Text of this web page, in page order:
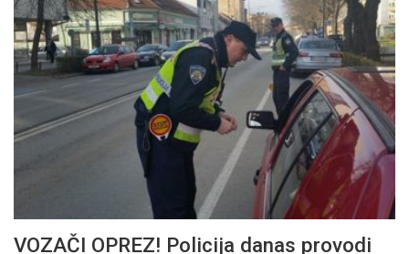
VOZAČI OPREZ! Policija danas provodi